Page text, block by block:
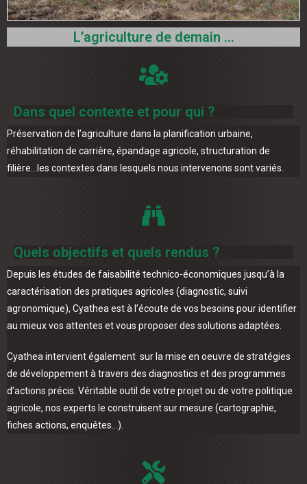
L’agriculture de demain …
Dans quel contexte et pour qui ?
Préservation de l’agriculture dans la planification urbaine,
réhabilitation de carrière, épandage agricole, structuration de
filière…les contextes dans lesquels nous intervenons sont variés.
Quels objectifs et quels rendus ?
Depuis les études de faisabilité technico-économiques jusqu’à la
caractérisation des pratiques agricoles (diagnostic, suivi
agronomique), Cyathea est à l’écoute de vos besoins pour identifier
au mieux vos attentes et vous proposer des solutions adaptées.
Cyathea intervient également sur la mise en oeuvre de stratégies
de développement à travers des diagnostics et des programmes
d’actions précis. Véritable outil de votre projet ou de votre politique
agricole, nos experts le construisent sur mesure (cartographie,
fiches actions, enquêtes…).